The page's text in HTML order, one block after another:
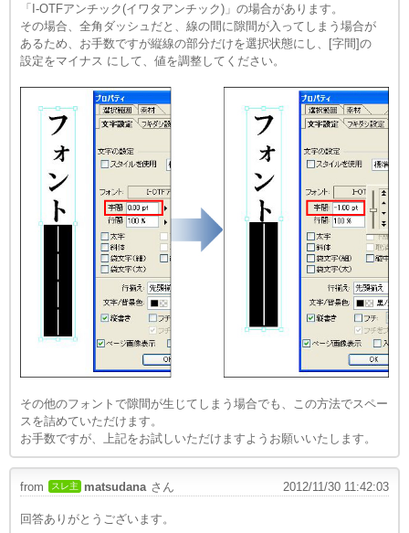
「I-OTFアンチック(イワタアンチック)」の場合があります。
その場合、全角ダッシュだと、線の間に隙間が入ってしまう場合が
あるため、お手数ですが縦線の部分だけを選択状態にし、 [字間]の
設定をマイナス にして、値を調整してください。
その他のフォントで隙間が生じてしまう場合でも、この方法でスペー
スを詰めていただけます。
お手数ですが、上記をお試しいただけますようお願いいたします。
from スレ主 matsudana さん 2012/11/30 11:42:03
回答ありがとうございます。